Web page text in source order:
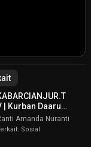
| Kurban Daaru
2026
Solidaritas
Amanda Nuranti
Sosial